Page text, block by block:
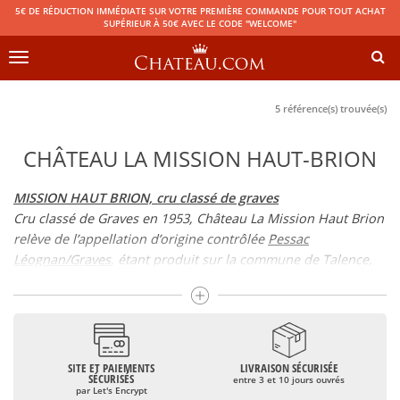
5€ DE RÉDUCTION IMMÉDIATE SUR VOTRE PREMIÈRE COMMANDE POUR TOUT ACHAT
SUPÉRIEUR À 50€ AVEC LE CODE "WELCOME"
Toggle
5 référence(s) trouvée(s)
CHÂTEAU LA MISSION HAUT-BRION
MISSION HAUT BRION, cru classé de graves
Cru classé de Graves en 1953, Château La Mission Haut Brion
relève de l’appellation d’origine contrôlée Pessac
Léognan/Graves , étant produit sur la commune de Talence,
peu moins de 30 hectares dont la majorité sert à la
production du vin rouge. Château La Mission Haut Brion
blanc est produit en petites quantités.
Pour les blancs, se retrouvent dans l’assemblage : Sémillon et
Sauvignon, ce qui contribue à donner à ce vin le caractère
SITE ET PAIEMENTS
SÉCURISÉS
par Let's Encrypt
LIVRAISON SÉCURISÉE
entre 3 et 10 jours ouvrés